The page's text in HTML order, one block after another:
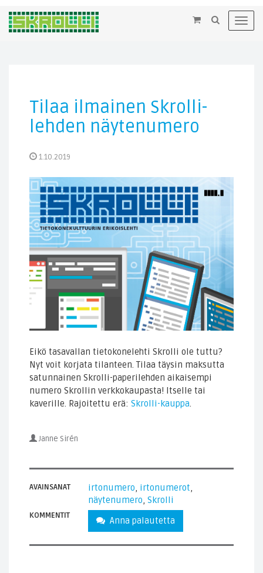
×
Tilaa ilmainen Skrolli-
lehden näytenumero
1.10.2019
Eikö tasavallan tietokonelehti Skrolli ole tuttu?
Nyt voit korjata tilanteen. Tilaa täysin maksutta
satunnainen Skrolli-paperilehden aikaisempi
numero Skrollin verkkokaupasta! Itselle tai
kaverille. Rajoitettu erä: Skrolli-kauppa
Janne Sirén
AVAINSANAT irtonumero irtonumerot
näytenumero Skrolli
KOMMENTIT Anna palautetta